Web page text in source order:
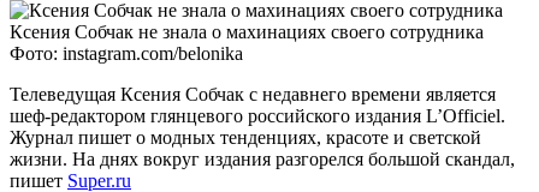
Ксения Собчак не знала о махинациях своего сотрудника
Фото: instagram.com/belonika
Телеведущая Ксения Собчак с недавнего времени является
шеф-редактором глянцевого российского издания L’Officiel.
Журнал пишет о модных тенденциях, красоте и светской
жизни. На днях вокруг издания разгорелся большой скандал,
пишет Super.ru